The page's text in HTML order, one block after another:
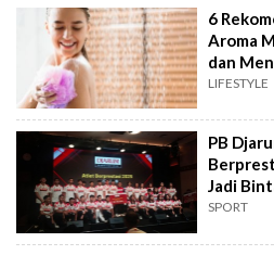
6
Aroma
dan
LIFESTYLE
PB
Jadi
SPORT